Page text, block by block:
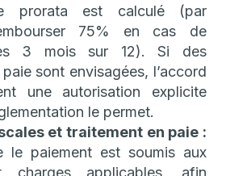
prorata est calculé (par
75% en cas de
3 mois sur 12). Si des
sont envisagées, l’accord
une autorisation explicite
le permet.
et traitement en paie :
le paiement est soumis aux
charges applicables, afin